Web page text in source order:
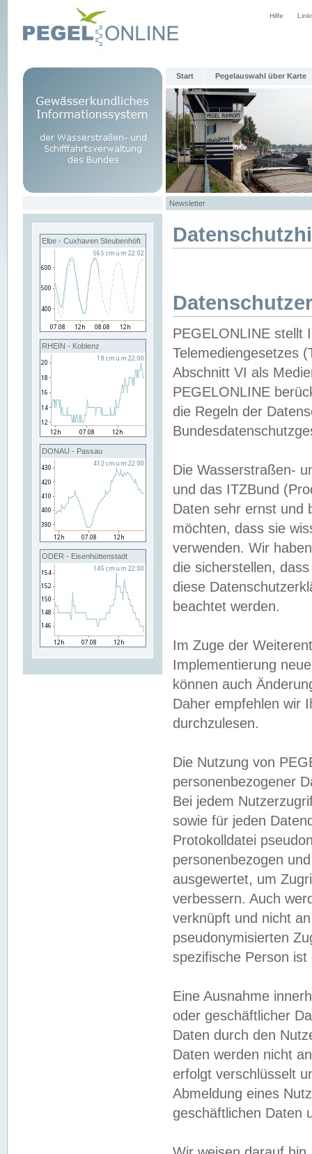
Hilfe
Start Pegelauswahl über Karte
Newsletter
Elbe - Cuxhaven Steubenhöft
RHEIN - Koblenz
DONAU - Passau
ODER - Eisenhüttenstadt
PEGELONLINE stellt
Telemediengesetzes
Abschnitt VI als
PEGELONLINE
die Regeln der
Die Wasserstraßen-
und das ITZBund
Daten sehr ernst und
möchten, dass sie
verwenden. Wir
die sicherstellen,
diese
beachtet werden.
Im Zuge der
Implementierung
können auch
Daher empfehlen wir
durchzulesen.
Die Nutzung von
personenbezogener
Bei jedem
sowie für jeden
Protokolldatei
personenbezogen
ausgewertet, um
verbessern. Auch
verknüpft und nicht
pseudonymisierten
spezifische Person
Eine Ausnahme
oder geschäftlicher
Daten durch den
Daten werden nicht
erfolgt verschlüsselt
Abmeldung eines
geschäftlichen Daten